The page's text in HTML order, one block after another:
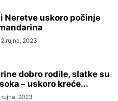
Neretve uskoro počinje
rujna, 2023
dobro rodile, slatke su
– uskoro kreće...
rujna, 2023